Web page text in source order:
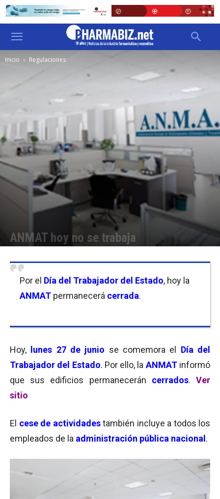
Inicio Regulaciones
ANMAT hoy no se trabaja
Por el Día del Trabajador del Estado, hoy la
ANMAT permanecerá cerrada.
Hoy, lunes 27 de junio se comemora el Día del
Trabajador del Estado. Por ello, la ANMATinformó
que sus edificios permanecerán cerrados.Ver
sitio
El cese de actividadestambién incluye a todos los
empleados de la administración pública nacional .